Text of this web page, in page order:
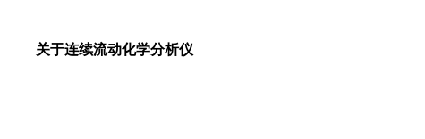
关于连续流动化学分析仪